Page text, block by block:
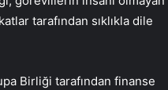
tarafından sıklıkla dile
Birliği tarafından finanse